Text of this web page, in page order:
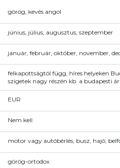
görög, kevés angol
június, július, augusztus, szeptember
január, február, október, november,
felkapottságtól függ, híres helyeken
szigetek nagy részén kb. a budapesti
EUR
Nem kell
motor vagy autóbérlés, busz, hajó,
görög-ortodox